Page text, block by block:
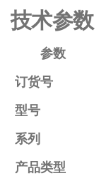
技术参数
参数
订货号
型号
系列
产品类型